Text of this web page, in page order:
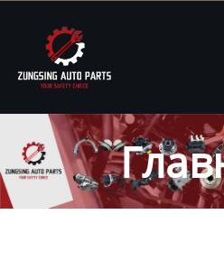
Главная
Продукция
Новости
О нас
Контакты